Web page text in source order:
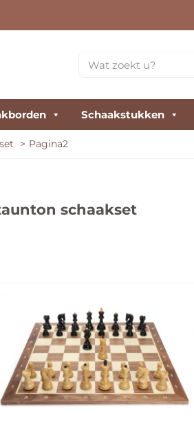
Schaakstukken
Pagina2
schaakset